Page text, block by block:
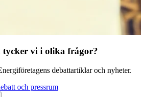
tycker vi i olika frågor?
debattartiklar och nyheter.
och pressrum